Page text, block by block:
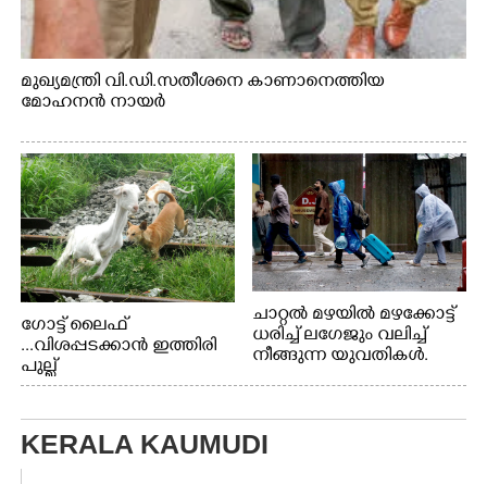
മുഖ്യമന്ത്രി വി.ഡി.സതീശനെ കാണാനെത്തിയ
മോഹനൻ നായർ
ഗോട്ട് ലൈഫ്
...വിശപ്പടക്കാൻ ഇത്തിരി
പുല്ല്
തിന്നാനെത്തിയതാണ്
കടിച്ച് കീറാൻ വന്നതോടെ
വയറിന്റെ ആന്തൽ മറന്ന്
ജീവന് വേണ്ടിയായി ഓട്ടം.
ചാറ്റൽ മഴയിൽ മഴക്കോട്ട്
ധരിച്ച് ലഗേജും വലിച്ച്
നീങ്ങുന്ന യുവതികൾ.
KERALA KAUMUDI